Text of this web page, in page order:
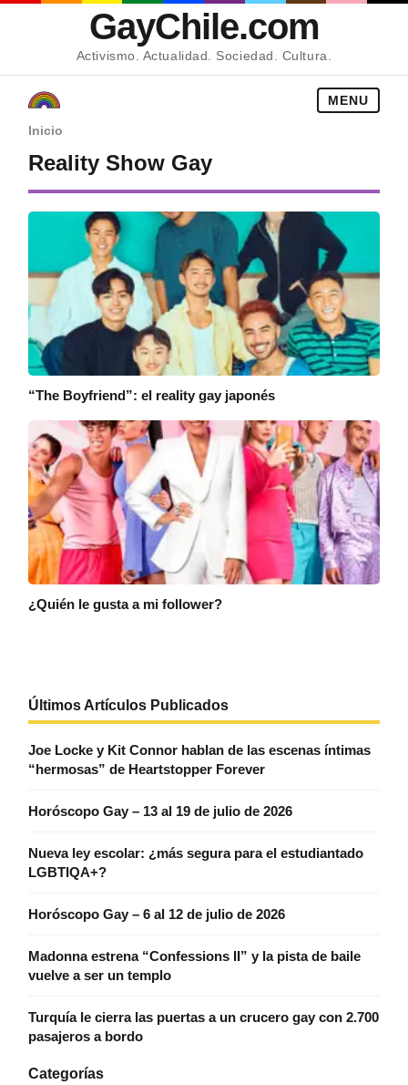
GayChile.com
Activismo. Actualidad. Sociedad. Cultura.
MENU
Inicio
Reality Show Gay
“The Boyfriend”: el reality gay japonés
¿Quién le gusta a mi follower?
Últimos Artículos Publicados
Joe Locke y Kit Connor hablan de las escenas íntimas
“hermosas” de Heartstopper Forever
Horóscopo Gay – 13 al 19 de julio de 2026
Nueva ley escolar: ¿más segura para el estudiantado
LGBTIQA+?
Horóscopo Gay – 6 al 12 de julio de 2026
Madonna estrena “Confessions II” y la pista de baile
vuelve a ser un templo
Turquía le cierra las puertas a un crucero gay con 2.700
pasajeros a bordo
Categorías